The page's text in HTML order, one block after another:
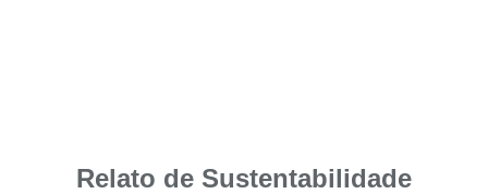
Relato de Sustentabilidade